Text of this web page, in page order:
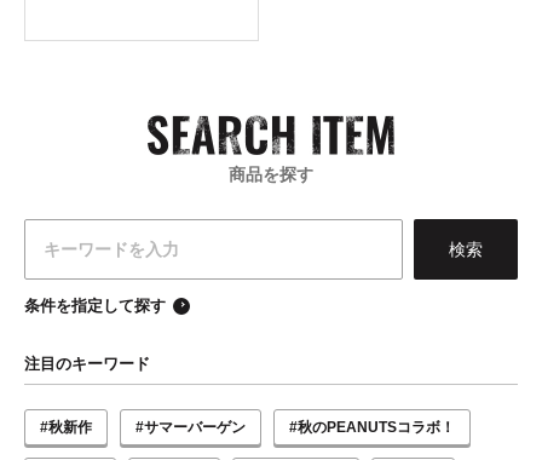
商品を探す
条件を指定して探す
注目のキーワード
#秋新作 #サマーバーゲン #秋のPEANUTSコラボ！